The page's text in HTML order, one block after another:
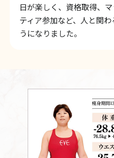
日が楽しく、資格取得、
ティア参加など、人と関
うになりました。